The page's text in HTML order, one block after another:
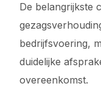
De belangrijkste
bedrijfsvoering,
duidelijke
overeenkomst.